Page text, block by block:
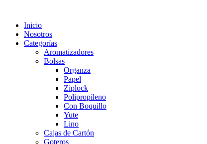
Inicio
Nosotros
Categorías
Aromatizadores
Bolsas
Organza
Papel
Ziplock
Polipropileno
Con Boquillo
Yute
Lino
Cajas de Cartón
Goteros